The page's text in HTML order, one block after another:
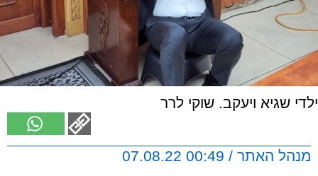
ילדי שגיא ויעקב. שוקי לרר
מנהל האתר / 00:49 07.08.22